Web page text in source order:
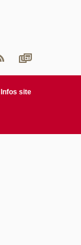
Infos site